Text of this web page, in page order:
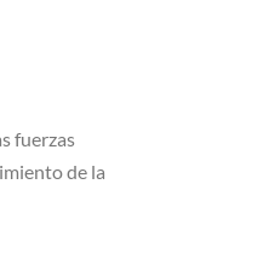
fuerzas
de la